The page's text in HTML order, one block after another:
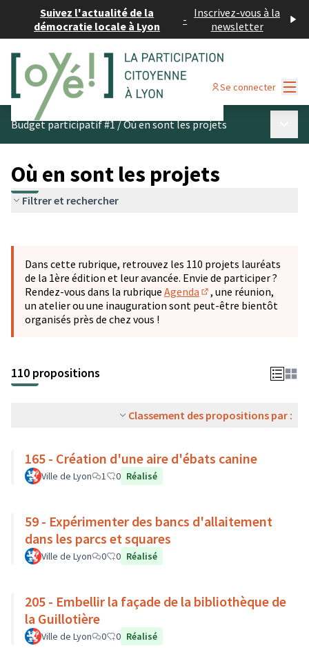
Suivez l'actualité de la
démocratie locale à Lyon
- Inscrivez-vous à la
newsletter
Se connecter
Budget participatif #1/Où en sont les projets
Où en sont les projets
Filtrer et rechercher
−
Dans cette rubrique, retrouvez les 110 projets lauréats
de la 1ère édition et leur avancée. Envie de participer ?
Rendez-vous dans la rubrique Agenda
(S'ouvre dans un
, une réunion,
un atelier ou une inauguration sont peut-être bientôt
organisés près de chez vous !
110 propositions
Classement des propositions par :
165 - Création d'une aire d'ébats canine
Ville de Lyon 1 0 Réalisé
59 - Expérimenter des bancs d'allaitement
dans les parcs et squares
Ville de Lyon 0 0 Réalisé
205 - Embellir la façade de la bibliothèque de
la Guillotière
Ville de Lyon 0 0 Réalisé